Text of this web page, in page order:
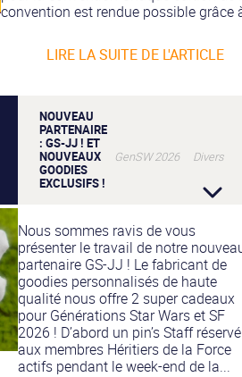
convention est rendue possible grâce
LIRE LA SUITE DE L'ARTICLE
NOUVEAU
PARTENAIRE
: GS-JJ ! ET
NOUVEAUX
GOODIES
EXCLUSIFS !
GenSW 2026 Divers
Nous sommes ravis de vous
présenter le travail de notre
partenaire GS-JJ ! Le fabricant de
goodies personnalisés de haute
qualité nous offre 2 super cadeaux
pour Générations Star Wars et SF
2026 ! D’abord un pin’s Staff réservé
aux membres Héritiers de la Force
actifs pendant le week-end de la...